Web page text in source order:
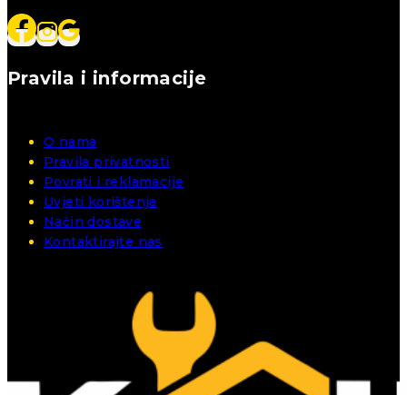
Pravila i informacije
O nama
Pravila privatnosti
Povrati i reklamacije
Uvjeti korištenja
Način dostave
Kontaktirajte nas